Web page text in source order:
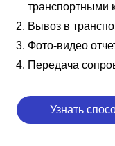
транспортными
Вывоз в
Фото-видео
Передача
Узнать